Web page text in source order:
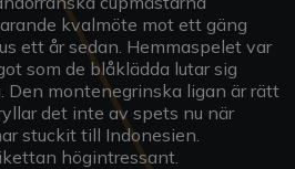
kvalmöte mot ett gäng
ett år sedan. Hemmaspelet var
som de blåklädda lutar sig
Den montenegrinska ligan är rätt
det inte av spets nu när
stuckit till Indonesien.
högintressant.